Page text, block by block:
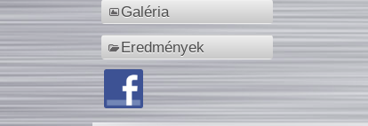
Galéria
Eredmények